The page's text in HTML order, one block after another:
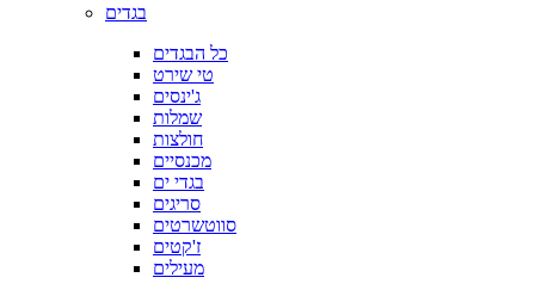
בגדים
כל הבגדים
טי שירט
ג'ינסים
שמלות
חולצות
מכנסיים
בגדי ים
סריגים
סווטשרטים
ז'קטים
מעילים